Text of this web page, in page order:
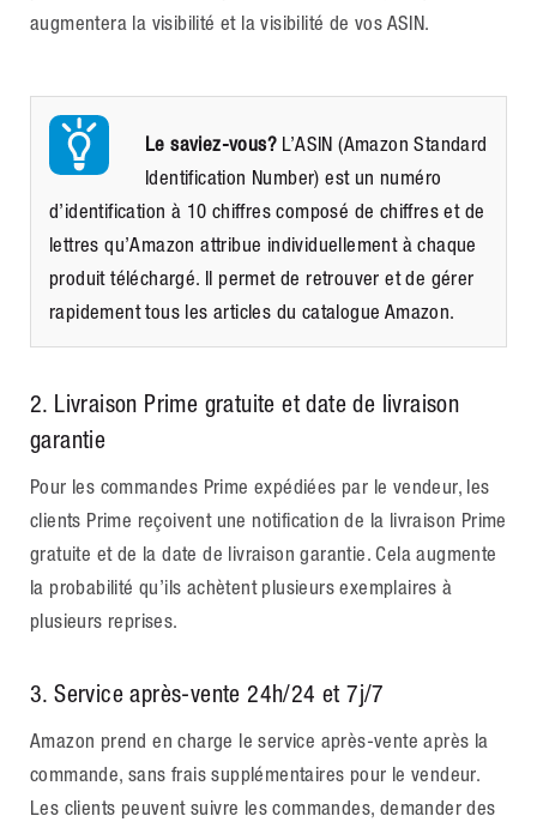
augmentera la visibilité et la visibilité de vos ASIN.
Le saviez-vous? L’ASIN (Amazon Standard
Identification Number) est un numéro
d’identification à 10 chiffres composé de chiffres et de
lettres qu’Amazon attribue individuellement à chaque
produit téléchargé. Il permet de retrouver et de gérer
rapidement tous les articles du catalogue Amazon.
2. Livraison Prime gratuite et date de livraison
garantie
Pour les commandes Prime expédiées par le vendeur, les
clients Prime reçoivent une notification de la livraison Prime
gratuite et de la date de livraison garantie. Cela augmente
la probabilité qu’ils achètent plusieurs exemplaires à
plusieurs reprises.
3. Service après-vente 24h/24 et 7j/7
Amazon prend en charge le service après-vente après la
commande, sans frais supplémentaires pour le vendeur.
Les clients peuvent suivre les commandes, demander des